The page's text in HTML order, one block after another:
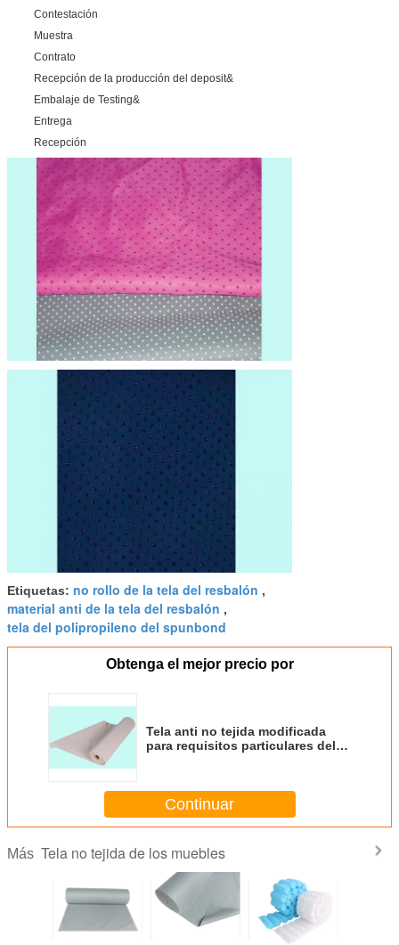
Contestación
Muestra
Contrato
Recepción de la producción del deposit&
Embalaje de Testing&
Entrega
Recepción
Etiquetas: no rollo de la tela del resbalón ,
material anti de la tela del resbalón ,
tela del polipropileno del spunbond
Obtenga el mejor precio por
Tela anti no tejida modificada
para requisitos particulares del
los muebles
Continuar
Más Tela no tejida de los muebles